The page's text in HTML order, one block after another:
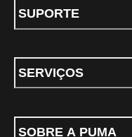
SUPORTE
SERVIÇOS
SOBRE A PUMA